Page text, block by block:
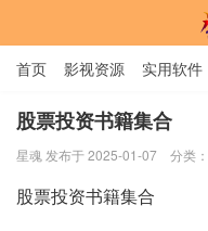
首页 影视资源 实用软件
用户中心 书籍 娱乐
股票投资书籍集合
星魂 发布于 2025-01-07 分类：
股票投资书籍集合